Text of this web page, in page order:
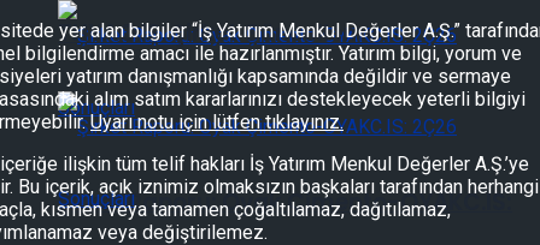
Şirket Raporu: Oyak Çimento-OYAKC.IS:
THYAO.IS: Şirket Güncelleme
yer alan bilgiler “İş Yatırım Menkul Değerler A.Ş.”
bilgilendirme amacı ile hazırlanmıştır. Yatırım bilgi, yorum ve
yatırım danışmanlığı kapsamında değildir ve sermaye
alım satım kararlarınızı destekleyecek yeterli bilgiyi
Uyarı notu için lütfen tıklayınız.
ilişkin tüm telif hakları İş Yatırım Menkul Değerler A.Ş.’ye
Bu içerik, açık iznimiz olmaksızın başkaları tarafından
kısmen veya tamamen çoğaltılamaz, dağıtılamaz,
veya değiştirilemez.